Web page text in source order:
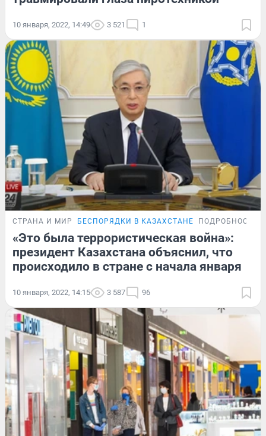
10 января, 2022, 14:49 3 521 1
СТРАНА И МИР БЕСПОРЯДКИ В КАЗАХСТАНЕ ПОДРОБНОСТИ
«Это была террористическая война»:
президент Казахстана объяснил, что
происходило в стране с начала января
10 января, 2022, 14:15 3 587 96